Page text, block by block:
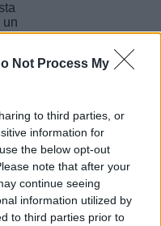
Not Process My
to third parties, or
information for
the below opt-out
note that after your
continue seeing
information utilized by
to third parties prior to
un
su
la